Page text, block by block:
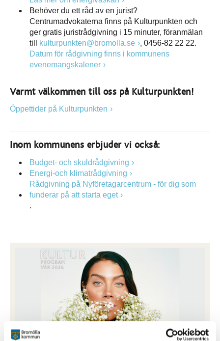
Behöver du ett råd av en jurist?
Centrumadvokaterna finns på Kulturpunkten och
ger gratis juristrådgivning i 15 minuter, föranmälan
till
kulturpunkten@bromolla.se
, 0456-82 22 22.
Datum för rådgivning finns i kommunens
evenemangskalener
Varmt välkommen till oss på Kulturpunkten!
Öppettider på Kulturpunkten
Inom kommunens erbjuder vi också:
Budget- och skuldrådgivning
Energi-och klimatrådgivning
Rådgivning på Nyföretagarcentrum - för dig som
funderar på att starta eget
.